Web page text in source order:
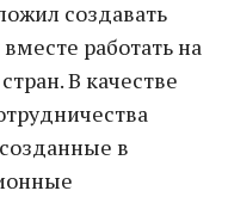
создавать
работать на
В качестве
в